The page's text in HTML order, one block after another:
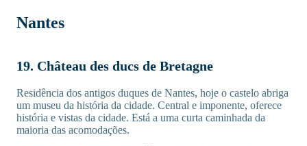
Nantes
19. Château des ducs de Bretagne
Residência dos antigos duques de Nantes, hoje o castelo abriga
um museu da história da cidade. Central e imponente, oferece
história e vistas da cidade. Está a uma curta caminhada da
maioria das acomodações.